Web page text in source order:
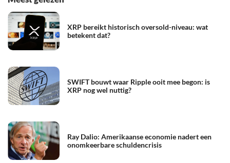
XRP bereikt historisch oversold-niveau: wat
betekent dat?
SWIFT bouwt waar Ripple ooit mee begon: is
XRP nog wel nuttig?
Ray Dalio: Amerikaanse economie nadert een
onomkeerbare schuldencrisis